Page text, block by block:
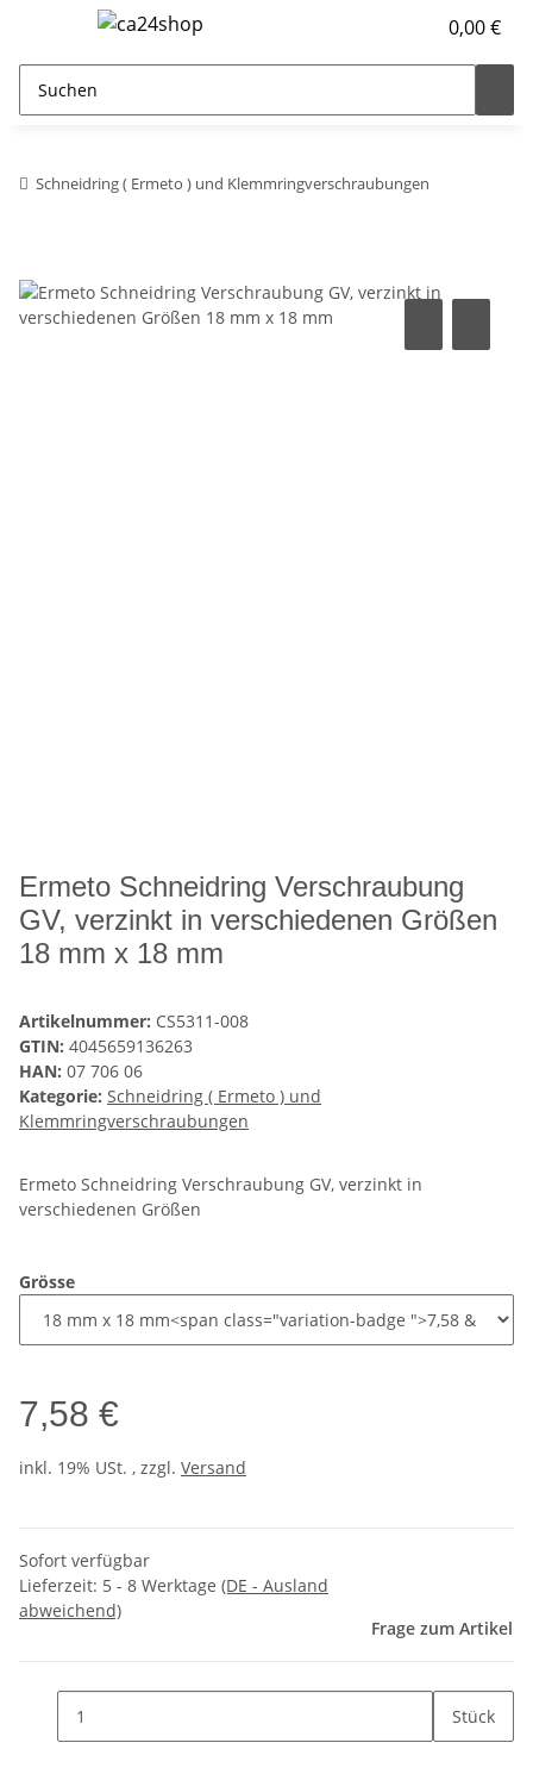
0,00 €
Schneidring ( Ermeto ) und Klemmringverschraubungen
Ermeto Schneidring Verschraubung
GV, verzinkt in verschiedenen Größen
18 mm x 18 mm
Artikelnummer: CS5311-008
GTIN: 4045659136263
HAN: 07 706 06
Kategorie: Schneidring ( Ermeto ) und
Klemmringverschraubungen
Ermeto Schneidring Verschraubung GV, verzinkt in
verschiedenen Größen
Grösse
7,58 €
inkl. 19% USt. , zzgl. Versand
Sofort verfügbar
Lieferzeit: 5 - 8 Werktage (DE - Ausland
abweichend)
Frage zum Artikel
Stück